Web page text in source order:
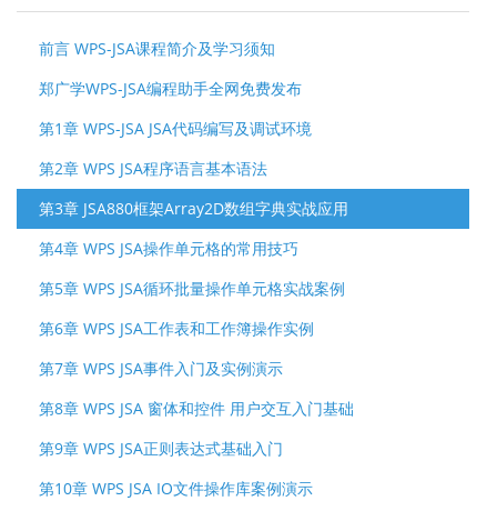
前言 WPS-JSA课程简介及学习须知
郑广学WPS-JSA编程助手全网免费发布
第1章 WPS-JSA JSA代码编写及调试环境
第2章 WPS JSA程序语言基本语法
第3章 JSA880框架Array2D数组字典实战应用
第4章 WPS JSA操作单元格的常用技巧
第5章 WPS JSA循环批量操作单元格实战案例
第6章 WPS JSA工作表和工作簿操作实例
第7章 WPS JSA事件入门及实例演示
第8章 WPS JSA 窗体和控件 用户交互入门基础
第9章 WPS JSA正则表达式基础入门
第10章 WPS JSA IO文件操作库案例演示